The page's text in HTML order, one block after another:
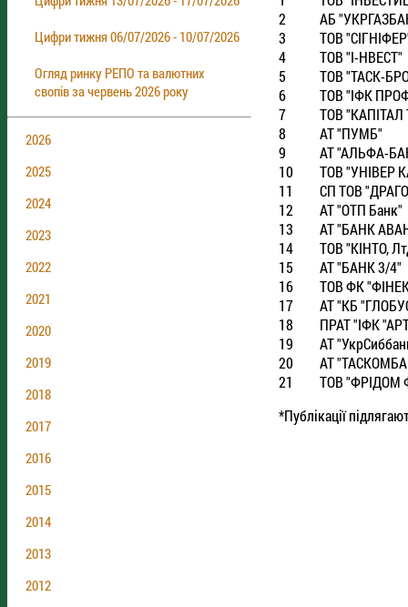
Цифри тижня 06/07/2026 - 10/07/2026
Огляд ринку РЕПО та валютних
свопів за червень 2026 року
2026
2025
2024
2023
2022
2021
2020
2019
2018
2017
2016
2015
2014
2013
2012
2
АБ
3
ТОВ
4
ТОВ "I-НВЕСТ"
5
ТОВ "ТАСК-
6
ТОВ "IФК
7
ТОВ "КАПIТАЛ
8
АТ "ПУМБ"
9
АТ "АЛЬФА-
10
ТОВ "УНIВЕР
11
СП ТОВ
12
АТ "ОТП Банк"
13
АТ "БАНК
14
ТОВ "КIНТО,
15
АТ "БАНК 3/4"
16
ТОВ ФК
17
АТ "КБ
18
ПРАТ "IФК
19
АТ
20
АТ
21
ТОВ "ФРIДОМ
*Публікації